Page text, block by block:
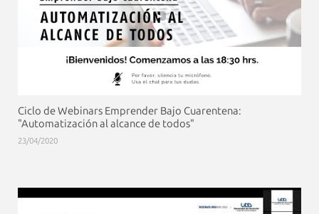
Ciclo de Webinars Emprender Bajo Cuarentena:
"Automatización al alcance de todos"
23/04/2020